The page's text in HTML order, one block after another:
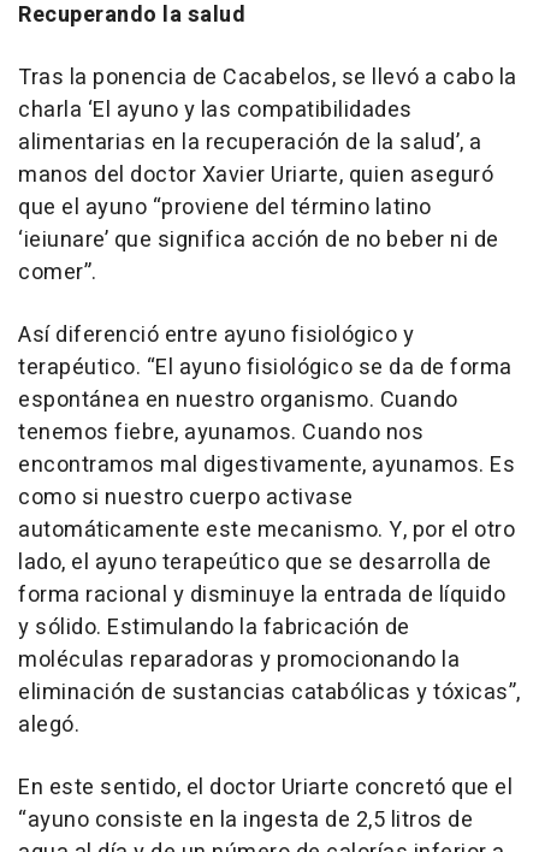
Recuperando la salud
Tras la ponencia de Cacabelos, se llevó a cabo la
charla ‘El ayuno y las compatibilidades
alimentarias en la recuperación de la salud’, a
manos del doctor Xavier Uriarte, quien aseguró
que el ayuno “proviene del término latino
‘ieiunare’ que significa acción de no beber ni de
comer”.
Así diferenció entre ayuno fisiológico y
terapéutico. “El ayuno fisiológico se da de forma
espontánea en nuestro organismo. Cuando
tenemos fiebre, ayunamos. Cuando nos
encontramos mal digestivamente, ayunamos. Es
como si nuestro cuerpo activase
automáticamente este mecanismo. Y, por el otro
lado, el ayuno terapeútico que se desarrolla de
forma racional y disminuye la entrada de líquido
y sólido. Estimulando la fabricación de
moléculas reparadoras y promocionando la
eliminación de sustancias catabólicas y tóxicas”,
alegó.
En este sentido, el doctor Uriarte concretó que el
“ayuno consiste en la ingesta de 2,5 litros de